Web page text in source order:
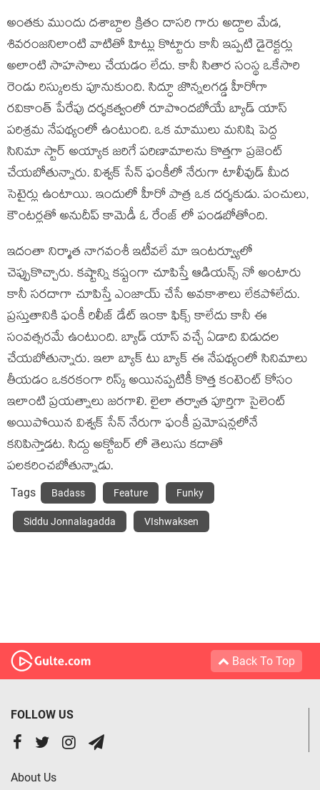
అంతకు ముందు దశాబ్దాల క్రితం దాసరి గారు అద్దాల మేడ,
శివరంజనిలాంటి వాటితో హిట్లు కొట్టారు కానీ ఇప్పటి డైరెక్టర్లు
అలాంటి సాహసాలు చేయడం లేదు. కానీ సితార సంస్థ ఒకేసారి
రెండు రిస్కులకు పూనుకుంది. సిద్ధూ జొన్నలగడ్డ హీరోగా
రవికాంత్ పేరేపు దర్శకత్వంలో రూపొందబోయే బ్యాడ్ యాస్
పరిశ్రమ నేపథ్యంలో ఉంటుంది. ఒక మాములు మనిషి పెద్ద
సినిమా స్టార్ అయ్యాక జరిగే పరిణామాలను కొత్తగా ప్రజెంట్
చేయబోతున్నారు. విశ్వక్ సేన్ ఫంకీలో నేరుగా టాలీవుడ్ మీద
సెటైర్లు ఉంటాయి. ఇందులో హీరో పాత్ర ఒక దర్శకుడు. పంచులు,
కౌంటర్లతో అనుదీప్ కామెడీ ఓ రేంజ్ లో పండబోతోంది.
ఇదంతా నిర్మాత నాగవంశీ ఇటీవలే మా ఇంటర్వ్యూలో
చెప్పుకొచ్చారు. కష్టాన్ని కష్టంగా చూపిస్తే ఆడియన్స్ నో అంటారు
కానీ సరదాగా చూపిస్తే ఎంజాయ్ చేసే అవకాశాలు లేకపోలేదు.
ప్రస్తుతానికి ఫంకీ రిలీజ్ డేట్ ఇంకా ఫిక్స్ కాలేదు కానీ ఈ
సంవత్సరమే ఉంటుంది. బ్యాడ్ యాస్ వచ్చే ఏడాది విడుదల
చేయబోతున్నారు. ఇలా బ్యాక్ టు బ్యాక్ ఈ నేపథ్యంలో సినిమాలు
తీయడం ఒకరకంగా రిస్క్ అయినప్పటికీ కొత్త కంటెంట్ కోసం
ఇలాంటి ప్రయత్నాలు జరగాలి. లైలా తర్వాత పూర్తిగా సైలెంట్
అయిపోయిన విశ్వక్ సేన్ నేరుగా ఫంకీ ప్రమోషన్లలోనే
కనిపిస్తాడట. సిద్దు అక్టోబర్ లో తెలుసు కదాతో
పలకరించబోతున్నాడు.
Tags Badass Feature Funky
Siddu Jonnalagadda VIshwaksen
Back To Top
FOLLOW US
About Us